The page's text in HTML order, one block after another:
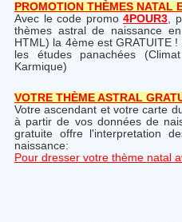
PROMOTION THÈMES NATAL
Avec le code promo 4POUR3,
thèmes astral de naissance
HTML) la 4ème est GRATUITE
les études panachées
Karmique)
VOTRE THÈME ASTRAL
Votre ascendant et votre carte
à partir de vos données de
gratuite offre l'interpretation
naissance:
Pour dresser votre thème natal